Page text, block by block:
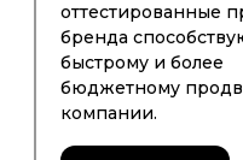
оттестированные
бренда
быстрому и более
бюджетному
компании.